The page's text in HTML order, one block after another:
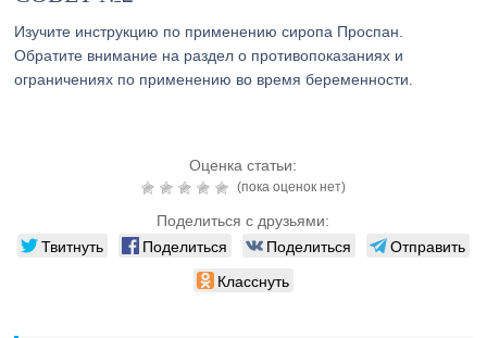
Изучите инструкцию по применению сиропа Проспан.
Обратите внимание на раздел о противопоказаниях и
ограничениях по применению во время беременности.
Оценка статьи:
(пока оценок нет)
Поделиться с друзьями:
Твитнуть Поделиться Поделиться
Отправить
Класснуть